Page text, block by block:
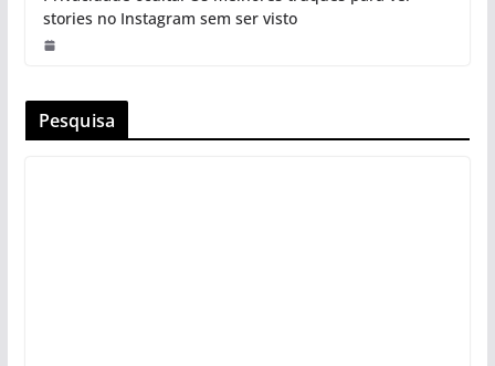
stories no Instagram sem ser visto
Pesquisa